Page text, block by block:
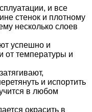
и все
стенок и плотному
несколько слоев
успешно и
от температуры и
и испортить
в любом
окрасить в